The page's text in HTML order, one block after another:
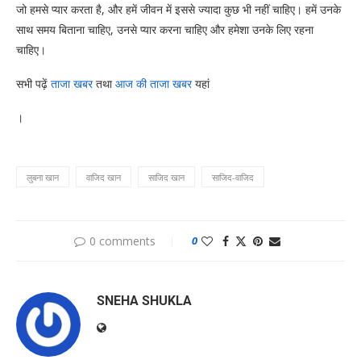
जो हमसे प्यार करता है, और हमें जीवन में इससे ज्यादा कुछ भी नहीं चाहिए। हमें उनके
साथ समय बिताना चाहिए, उनसे प्यार करना चाहिए और हमेशा उनके लिए रहना
चाहिए।
सभी पढ़ें ताजा खबरतथाआज की ताजा खबरयहां
।
लुबना खान वाजिद खान साजिद खान साजिद-वाजिद
0 comments 0
SNEHA SHUKLA